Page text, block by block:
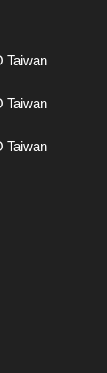
Taiwan
Taiwan
Taiwan